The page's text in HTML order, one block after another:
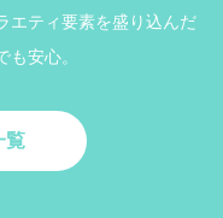
エティ要素を盛り込んだ
安心。
覧